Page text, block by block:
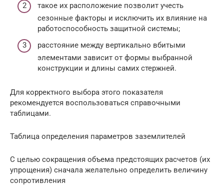
такое их расположение позволит учесть
сезонные факторы и исключить их влияние на
работоспособность защитной системы;
расстояние между вертикально вбитыми
элементами зависит от формы выбранной
конструкции и длины самих стержней.
Для корректного выбора этого показателя
рекомендуется воспользоваться справочными
таблицами.
Таблица определения параметров заземлителей
С целью сокращения объема предстоящих расчетов (их
упрощения) сначала желательно определить величину
сопротивления